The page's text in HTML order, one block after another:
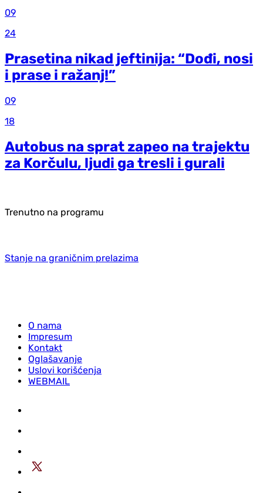
09
24
Prasetina nikad jeftinija: “Dođi, nosi
i prase i ražanj!”
09
18
Autobus na sprat zapeo na trajektu
za Korčulu, ljudi ga tresli i gurali
Trenutno na programu
Stanje na graničnim prelazima
O nama
Impresum
Kontakt
Oglašavanje
Uslovi korišćenja
WEBMAIL